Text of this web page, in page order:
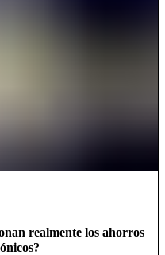
realmente los ahorros